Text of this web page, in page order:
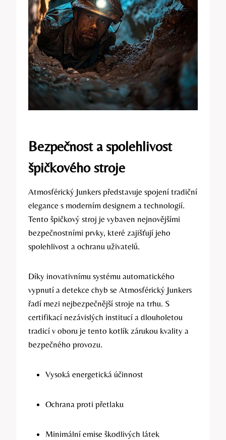
Bezpečnost a spolehlivost
špičkového stroje
Atmosférický Junkers představuje spojení tradiční
elegance s moderním designem a technologií.
Tento špičkový stroj je vybaven nejnovějšími
bezpečnostními prvky, které zajišťují jeho
spolehlivost a ochranu uživatelů.
Díky inovativnímu systému automatického
vypnutí a detekce chyb se Atmosférický Junkers
řadí mezi nejbezpečnější stroje na trhu. S
certifikací nezávislých institucí a dlouholetou
tradicí v oboru je tento kotlík zárukou kvality a
bezpečného provozu.
Vysoká energetická účinnost
Ochrana proti přetlaku
Minimální emise škodlivých látek